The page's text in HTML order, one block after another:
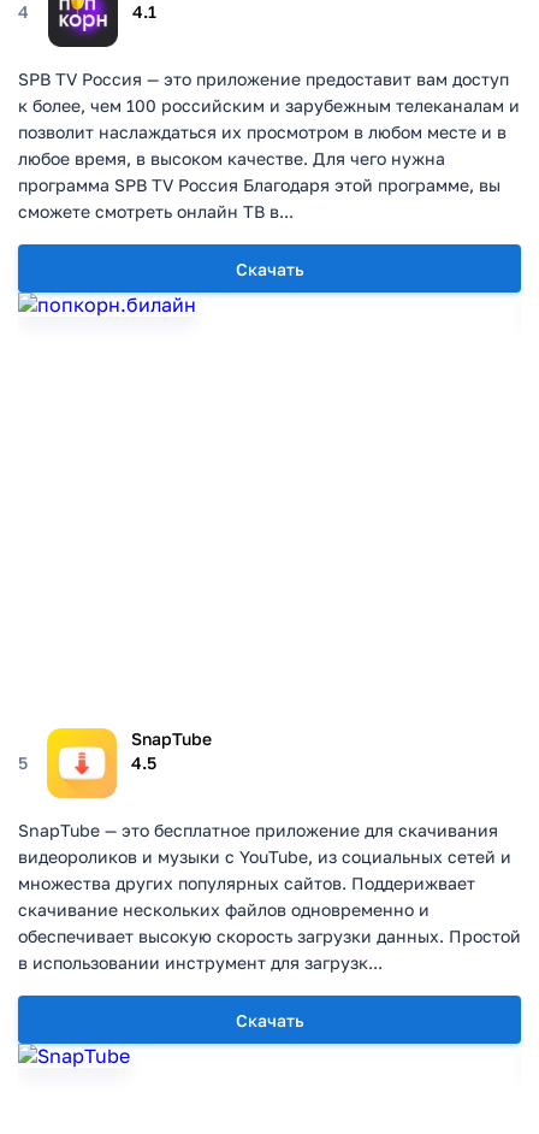
4
4.1
Скачать
SPB TV Россия — это приложение предоставит вам доступ
к более, чем 100 российским и зарубежным телеканалам и
позволит наслаждаться их просмотром в любом месте и в
любое время, в высоком качестве. Для чего нужна
программа SPB TV Россия Благодаря этой программе, вы
сможете смотреть онлайн ТВ в...
5
SnapTube
4.5
Скачать
SnapTube — это бесплатное приложение для скачивания
видеороликов и музыки с YouTube, из социальных сетей и
множества других популярных сайтов. Поддерижвает
скачивание нескольких файлов одновременно и
обеспечивает высокую скорость загрузки данных. Простой
в использовании инструмент для загрузк...